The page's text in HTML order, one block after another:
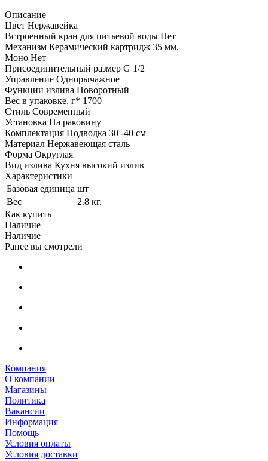
Описание
Цвет Нержавейка
Встроенный кран для питьевой воды Нет
Механизм Керамический картридж 35 мм.
Моно Нет
Присоединительный размер G 1/2
Управление Однорычажное
Функции излива Поворотный
Вес в упаковке, г* 1700
Стиль Современный
Установка На раковину
Комплектация Подводка 30 -40 см
Материал Нержавеющая сталь
Форма Округлая
Вид излива Кухня высокий излив
Характеристики
Базовая единица шт
Вес
2.8 кг.
Как купить
Наличие
Наличие
Ранее вы смотрели
Компания
О компании
Магазины
Политика
Вакансии
Информация
Помощь
Условия оплаты
Условия доставки